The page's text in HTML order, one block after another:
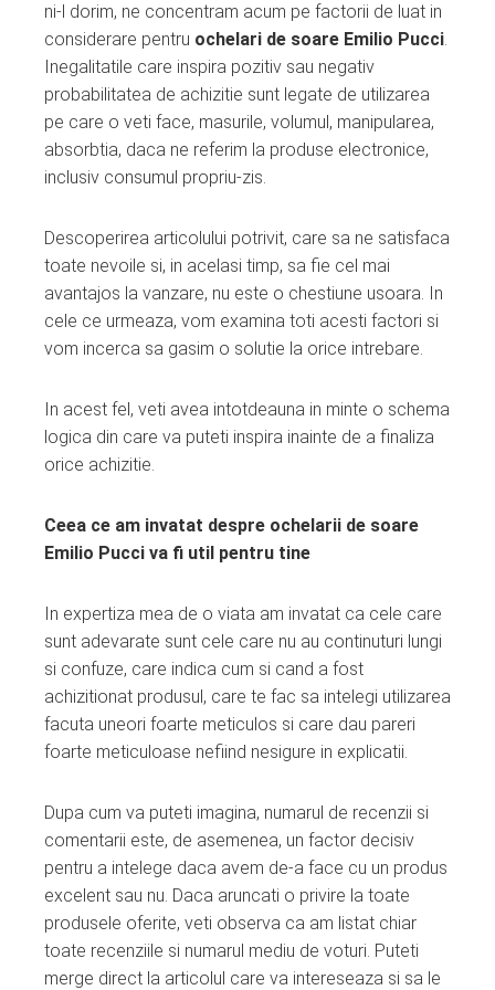
ni-l dorim, ne concentram acum pe factorii de luat in
considerare pentru ochelari de soare Emilio Pucci.
Inegalitatile care inspira pozitiv sau negativ
probabilitatea de achizitie sunt legate de utilizarea
pe care o veti face, masurile, volumul, manipularea,
absorbtia, daca ne referim la produse electronice,
inclusiv consumul propriu-zis.
Descoperirea articolului potrivit, care sa ne satisfaca
toate nevoile si, in acelasi timp, sa fie cel mai
avantajos la vanzare, nu este o chestiune usoara. In
cele ce urmeaza, vom examina toti acesti factori si
vom incerca sa gasim o solutie la orice intrebare.
In acest fel, veti avea intotdeauna in minte o schema
logica din care va puteti inspira inainte de a finaliza
orice achizitie.
Ceea ce am invatat despre ochelarii de soare
Emilio Pucci va fi util pentru tine
In expertiza mea de o viata am invatat ca cele care
sunt adevarate sunt cele care nu au continuturi lungi
si confuze, care indica cum si cand a fost
achizitionat produsul, care te fac sa intelegi utilizarea
facuta uneori foarte meticulos si care dau pareri
foarte meticuloase nefiind nesigure in explicatii.
Dupa cum va puteti imagina, numarul de recenzii si
comentarii este, de asemenea, un factor decisiv
pentru a intelege daca avem de-a face cu un produs
excelent sau nu. Daca aruncati o privire la toate
produsele oferite, veti observa ca am listat chiar
toate recenziile si numarul mediu de voturi. Puteti
merge direct la articolul care va intereseaza si sa le